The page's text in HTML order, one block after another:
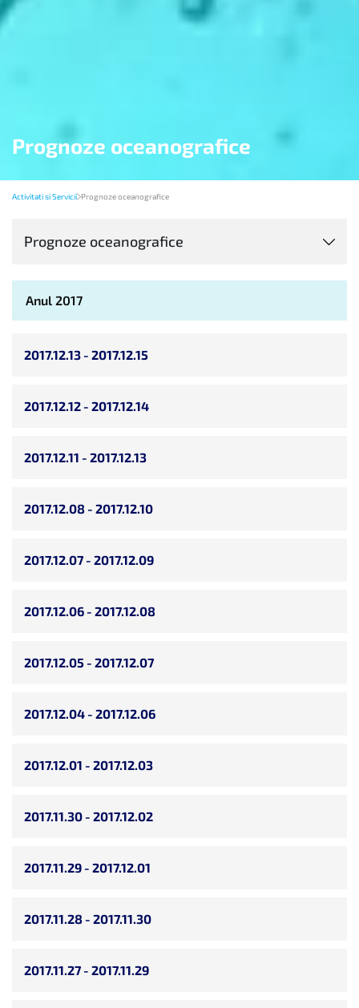
Prognoze oceanografice
Activitati si Servicii Prognoze oceanografice
Prognoze oceanografice
Anul 2017
2017.11.27 - 2017.11.29
2017.11.28 - 2017.11.30
2017.11.29 - 2017.12.01
2017.11.30 - 2017.12.02
2017.12.01 - 2017.12.03
2017.12.04 - 2017.12.06
2017.12.05 - 2017.12.07
2017.12.06 - 2017.12.08
2017.12.07 - 2017.12.09
2017.12.08 - 2017.12.10
2017.12.11 - 2017.12.13
2017.12.12 - 2017.12.14
2017.12.13 - 2017.12.15